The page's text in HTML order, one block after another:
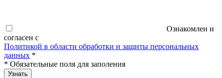
Ознакомлен и
согласен с
Политикой в области обработки и защиты персональных
данных *
* Обязательные поля для заполения
Узнать